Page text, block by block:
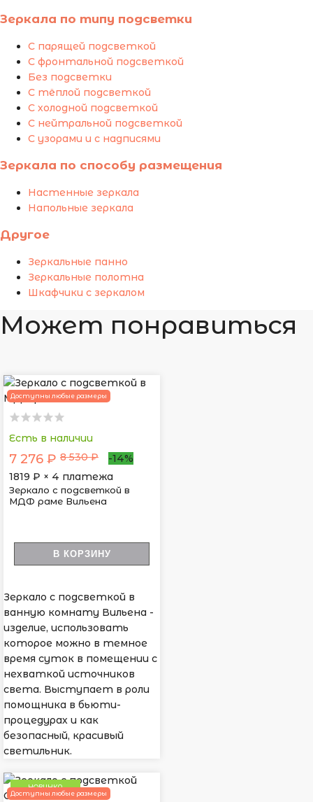
Зеркала по типу подсветки
С парящей подсветкой
С фронтальной подсветкой
Без подсветки
С тёплой подсветкой
С холодной подсветкой
С нейтральной подсветкой
С узорами и с надписями
Зеркала по способу размещения
Настенные зеркала
Напольные зеркала
Другое
Зеркальные панно
Зеркальные полотна
Шкафчики с зеркалом
Может понравиться
Доступны любые размеры
Есть в наличии
7 276 ₽ 8 530 ₽
-14%
1819 ₽ × 4 платежа
Зеркало с подсветкой в
МДФ раме Вильена
В КОРЗИНУ
Зеркало с подсветкой в
ванную комнату Вильена -
изделие, использовать
которое можно в темное
время суток в помещении с
нехваткой источников
света. Выступает в роли
помощника в бьюти-
процедурах и как
безопасный, красивый
светильник.
НОВИНКА
Доступны любые размеры